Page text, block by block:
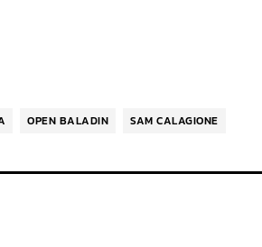
OPEN BALADIN SAM CALAGIONE